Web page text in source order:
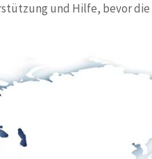
und Hilfe, bevor